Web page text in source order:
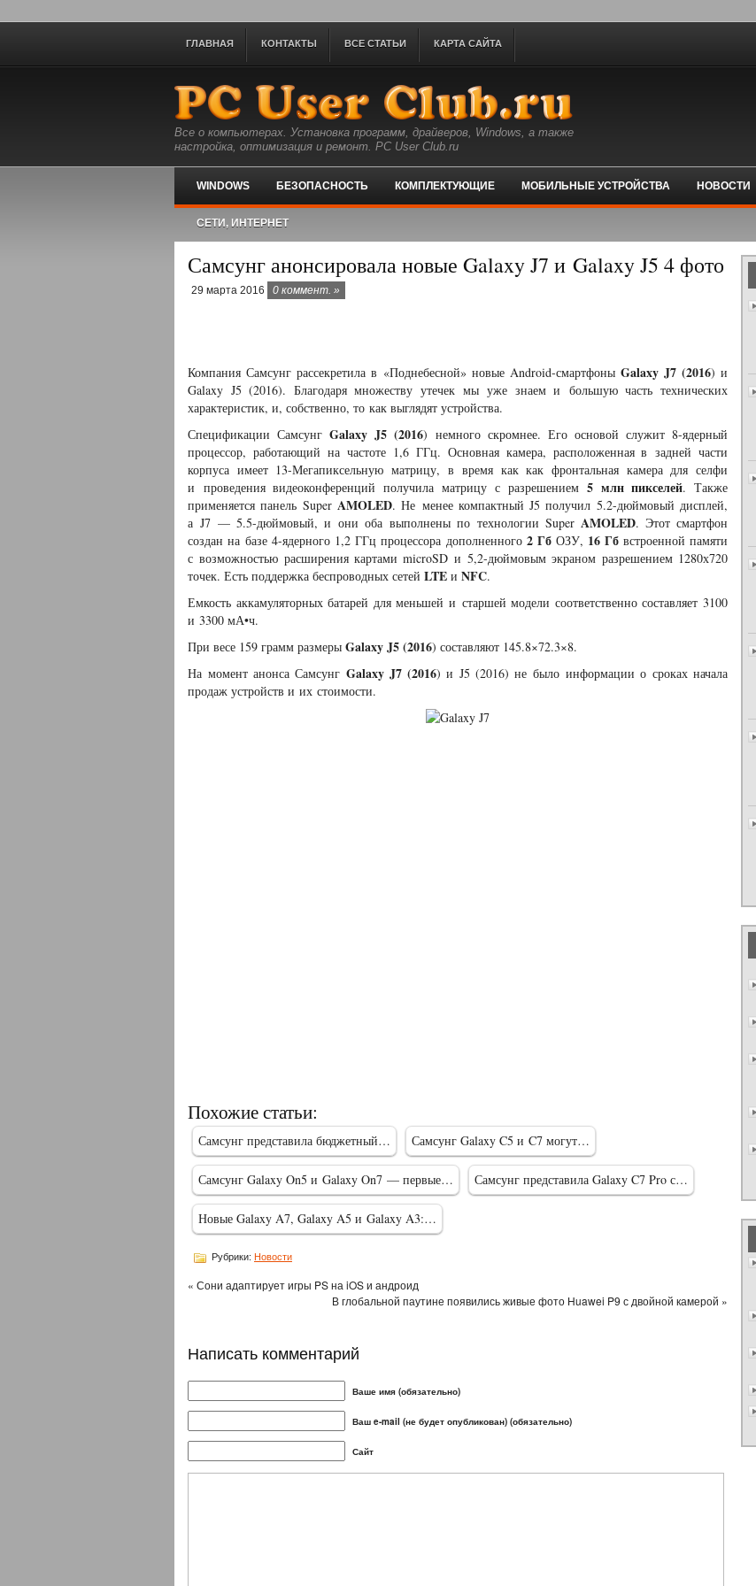
ГЛАВНАЯ КОНТАКТЫ ВСЕ СТАТЬИ КАРТА САЙТА
Все о компьютерах. Установка программ, драйверов, Windows, а также
настройка, оптимизация и ремонт. PC User Club.ru
WINDOWS БЕЗОПАСНОСТЬ КОМПЛЕКТУЮЩИЕ МОБИЛЬНЫЕ УСТРОЙСТВА НОВОСТИ
СЕТИ, ИНТЕРНЕТ
Самсунг анонсировала новые Galaxy J7 и Galaxy J5 4 фото
29 марта 2016 0 коммент. »
Компания Самсунг рассекретила в «Поднебесной» новые Android-смартфоны Galaxy J7 (2016) и
Galaxy J5 (2016). Благодаря множеству утечек мы уже знаем и большую часть технических
характеристик, и, собственно, то как выглядят устройства.
Спецификации СамсунгGalaxy J5 (2016) немного скромнее. Его основой служит 8-ядерный
процессор, работающий на частоте 1,6 ГГц. Основная камера, расположенная в задней части
корпуса имеет 13-Мегапиксельную матрицу, в время как как фронтальная камера для селфи
и проведения видеоконференций получила матрицу с разрешением 5 млн пикселей. Также
применяется панель Super AMOLED. Не менее компактный J5 получил 5.2-дюймовый дисплей,
а J7 — 5.5-дюймовый, и они оба выполнены по технологии Super AMOLED. Этот смартфон
создан на базе 4-ядерного 1,2 ГГц процессора дополненного 2 ГбОЗУ, 16 Гбвстроенной памяти
с возможностью расширения картами microSD и 5,2-дюймовым экраном разрешением 1280х720
точек. Есть поддержка беспроводных сетей LTE и NFC.
Емкость аккамуляторных батарей для меньшей и старшей модели соответственно составляет 3100
и 3300 мА•ч.
При весе 159 грамм размеры Galaxy J5 (2016) составляют 145.8×72.3×8.
На момент анонса Самсунг Galaxy J7 (2016) и J5 (2016) не было информации о сроках начала
продаж устройств и их стоимости.
Похожие статьи:
Самсунг представила бюджетный… Самсунг Galaxy C5 и C7 могут…
Самсунг Galaxy On5 и Galaxy On7 — первые… Самсунг представила Galaxy C7 Pro с…
Новые Galaxy A7, Galaxy A5 и Galaxy A3:…
Рубрики: Новости
« Сони адаптирует игры PS на iOS и андроид
В глобальной паутине появились живые фото Huawei P9 с двойной камерой »
Написать комментарий
Ваше имя (обязательно)
Ваш e-mail (не будет опубликован) (обязательно)
Сайт